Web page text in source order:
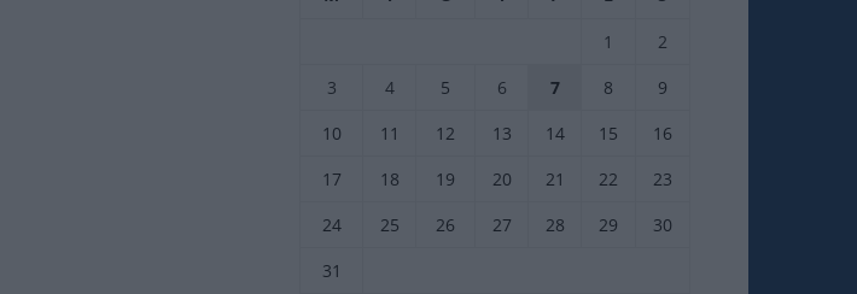
1
2
3
4 5 6 7 8
9
10
11 12 13 14 15
16
17
18 19 20 21 22
23
24
25 26 27 28 29
30
31